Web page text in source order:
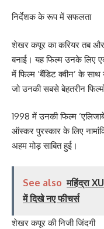
निर्देशक के रूप में सफलता
शेखर कपूर का करियर तब और
बनाई। यह फिल्म उनके लिए
में फिल्म ‘बैंडिट क्वीन’ के साथ
जो उनकी सबसे बेहतरीन
1998 में उनकी फिल्म
ऑस्कर पुरस्कार के लिए
अहम मोड़ साबित हुई।
See also महिंद्रा
में दिखे नए फीचर्स
शेखर कपूर की निजी जिंदगी